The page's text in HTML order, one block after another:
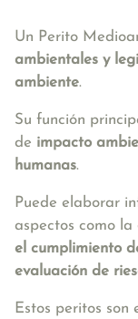
Un Perito
ambientales y
ambiente.
Su función
de impacto
humanas.
Puede elaborar
aspectos como la
el cumplimiento
evaluación de
Estos peritos son